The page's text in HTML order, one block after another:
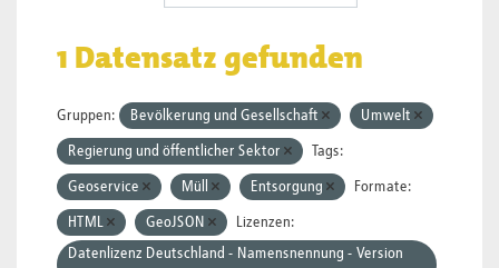
1 Datensatz gefunden
Gruppen: Bevölkerung und Gesellschaft Umwelt
Regierung und öffentlicher Sektor Tags:
Geoservice Müll Entsorgung Formate:
HTML GeoJSON
Lizenzen:
Datenlizenz Deutschland - Namensnennung - Version